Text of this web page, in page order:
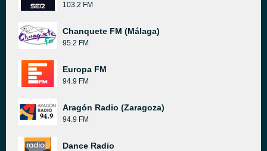
103.2 FM
Chanquete FM (Málaga)
95.2 FM
Europa FM
94.9 FM
Aragón Radio (Zaragoza)
94.9 FM
Dance Radio